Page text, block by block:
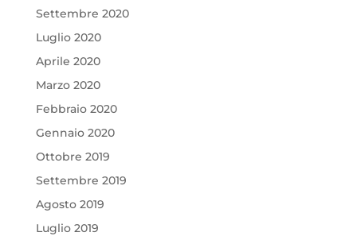
Settembre 2020
Luglio 2020
Aprile 2020
Marzo 2020
Febbraio 2020
Gennaio 2020
Ottobre 2019
Settembre 2019
Agosto 2019
Luglio 2019